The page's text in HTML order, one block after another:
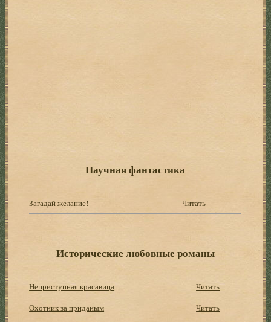
Научная фантастика
Загадай желание! Читать
Исторические любовные романы
Неприступная красавица
Читать
Охотник за приданым
Читать